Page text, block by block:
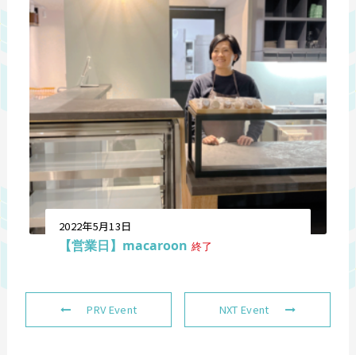
2022年5月13日
【営業日】macaroon 終了
PRV Event NXT Event